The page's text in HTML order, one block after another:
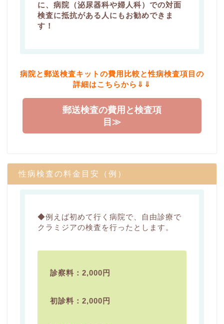
に、病院（泌尿器科や婦人科）での対面
検査に抵抗がある人にもお勧めできま
す！
病院と郵送検査キットの費用比較と性病検査項目の
詳細はこちらから⇓⇓
郵送検査の費用と検査項
目≫
性病検査の料金目安（例）
◆例えば初めて行く病院で、自由診療で
クラミジアの検査を行ったとします。
診察料：2,000円
初診料：2,000円